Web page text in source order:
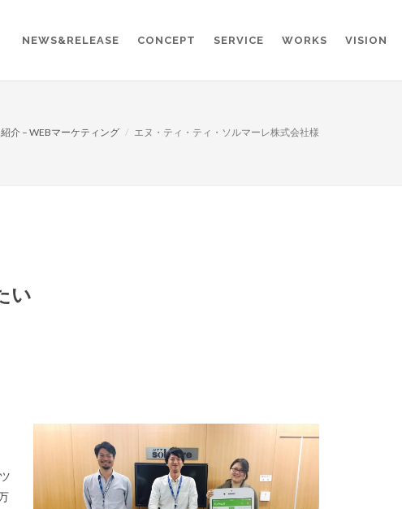
NEWS&RELEASE CONCEPT SERVICE WORKS VISION
介 – WEBマーケティング エヌ・ティ・ティ・ソルマーレ株式会社様
い